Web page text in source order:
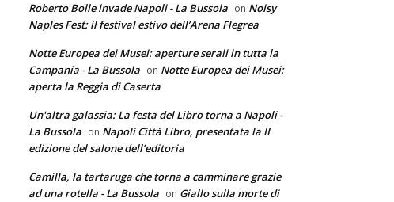
Roberto Bolle invade Napoli - La Bussola on Noisy
Naples Fest: il festival estivo dell’Arena Flegrea
Notte Europea dei Musei: aperture serali in tutta la
Campania - La Bussola on Notte Europea dei Musei:
aperta la Reggia di Caserta
Un'altra galassia: La festa del Libro torna a Napoli -
La Bussola on Napoli Città Libro, presentata la II
edizione del salone dell’editoria
Camilla, la tartaruga che torna a camminare grazie
ad una rotella - La Bussola on Giallo sulla morte di